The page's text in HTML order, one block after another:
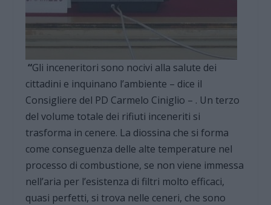
“Gli inceneritori sono nocivi alla salute dei
cittadini e inquinano l’ambiente – dice il
Consigliere del PD Carmelo Ciniglio – . Un terzo
del volume totale dei rifiuti inceneriti si
trasforma in cenere. La diossina che si forma
come conseguenza delle alte temperature nel
processo di combustione, se non viene immessa
nell’aria per l’esistenza di filtri molto efficaci,
quasi perfetti, si trova nelle ceneri, che sono